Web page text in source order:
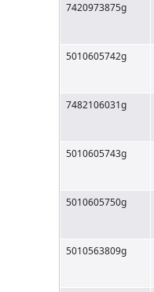
7420973875g
5010605742g
7482106031g
5010605743g
5010605750g
5010563809g